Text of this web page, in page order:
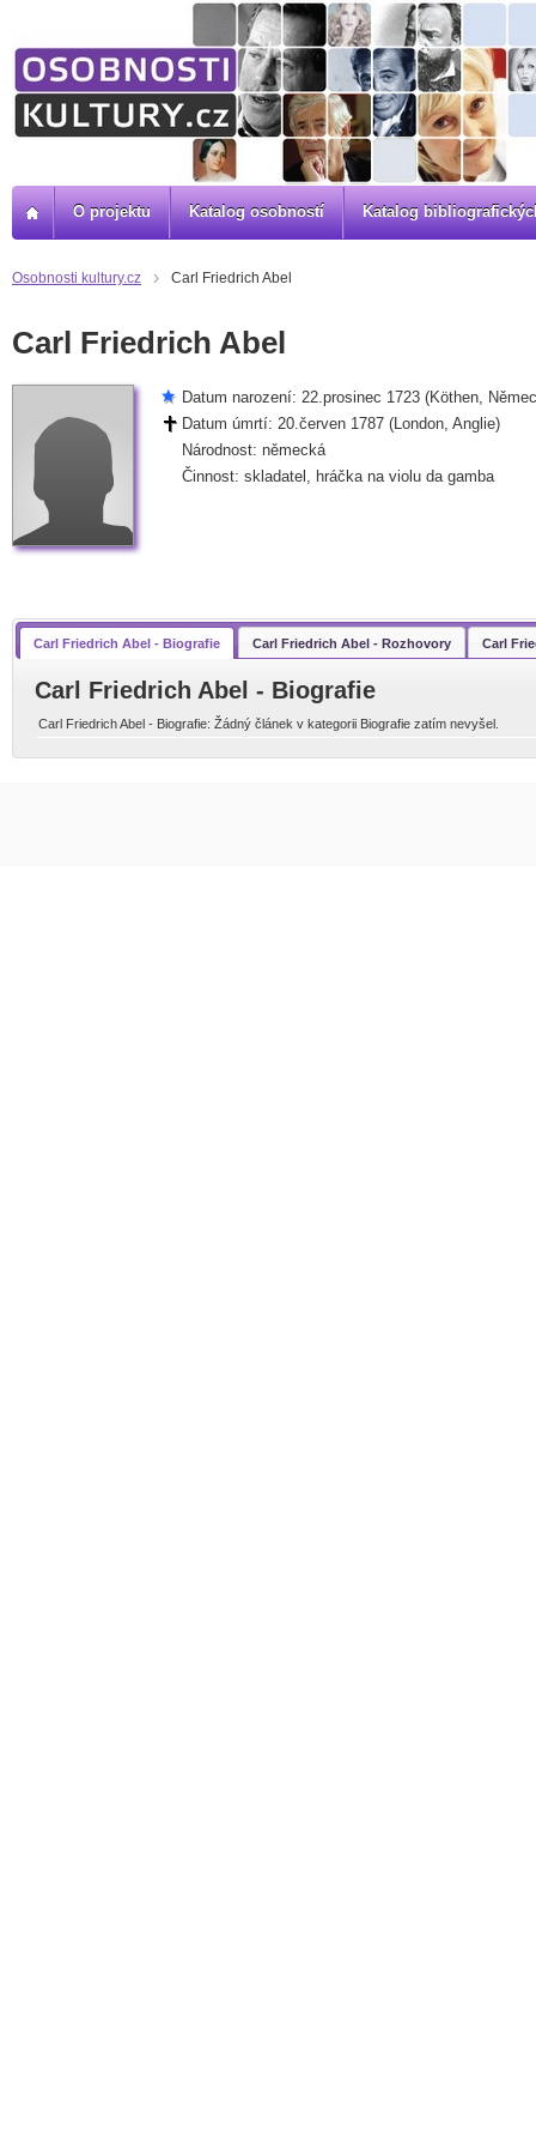
Osobnosti kultury.cz Carl Friedrich Abel
Carl Friedrich Abel
Datum narození: 22.prosinec 1723 (Köthen,
Datum úmrtí: 20.červen 1787 (London, Anglie)
Národnost: německá
Činnost: skladatel, hráčka na violu da gamba
Carl Friedrich Abel - Biografie Carl Friedrich Abel - Rozhovory Carl
Carl Friedrich Abel - Biografie
Carl Friedrich Abel - Biografie: Žádný článek v kategorii Biografie zatím nevyšel.
O projektu Katalog osobností Katalog